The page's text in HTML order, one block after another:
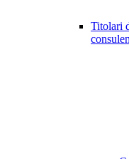
Titolari